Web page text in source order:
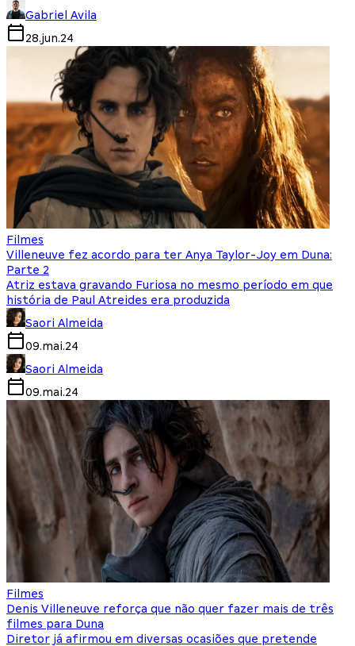
Gabriel Avila
28.jun.24
Filmes
Villeneuve fez acordo para ter Anya Taylor-Joy em Duna:
Parte 2
Atriz estava gravando Furiosa no mesmo período em que
história de Paul Atreides era produzida
Saori Almeida
09.mai.24
Saori Almeida
09.mai.24
Filmes
Denis Villeneuve reforça que não quer fazer mais de três
filmes para Duna
Diretor já afirmou em diversas ocasiões que pretende